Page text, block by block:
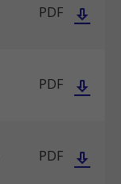
PDF
PDF
PDF